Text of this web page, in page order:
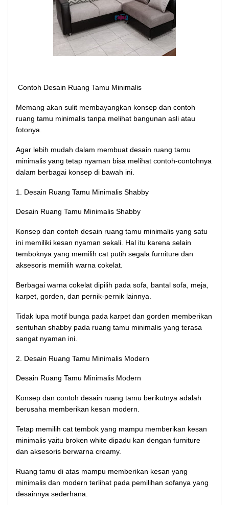
Contoh Desain Ruang Tamu Minimalis
Memang akan sulit membayangkan konsep dan contoh
ruang tamu minimalis tanpa melihat bangunan asli atau
fotonya.
Agar lebih mudah dalam membuat desain ruang tamu
minimalis yang tetap nyaman bisa melihat contoh-contohnya
dalam berbagai konsep di bawah ini.
1. Desain Ruang Tamu Minimalis Shabby
Desain Ruang Tamu Minimalis Shabby
Konsep dan contoh desain ruang tamu minimalis yang satu
ini memiliki kesan nyaman sekali. Hal itu karena selain
temboknya yang memilih cat putih segala furniture dan
aksesoris memilih warna cokelat.
Berbagai warna cokelat dipilih pada sofa, bantal sofa, meja,
karpet, gorden, dan pernik-pernik lainnya.
Tidak lupa motif bunga pada karpet dan gorden memberikan
sentuhan shabby pada ruang tamu minimalis yang terasa
sangat nyaman ini.
2. Desain Ruang Tamu Minimalis Modern
Desain Ruang Tamu Minimalis Modern
Konsep dan contoh desain ruang tamu berikutnya adalah
berusaha memberikan kesan modern.
Tetap memilih cat tembok yang mampu memberikan kesan
minimalis yaitu broken white dipadu kan dengan furniture
dan aksesoris berwarna creamy.
Ruang tamu di atas mampu memberikan kesan yang
minimalis dan modern terlihat pada pemilihan sofanya yang
desainnya sederhana.